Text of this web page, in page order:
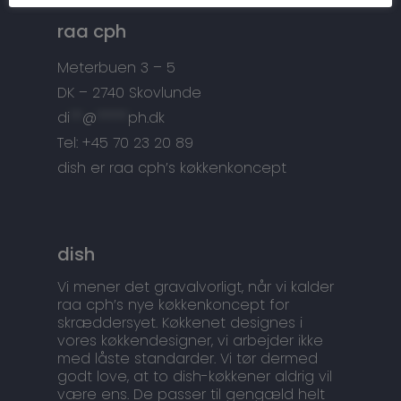
raa cph
Meterbuen 3 – 5
DK – 2740 Skovlunde
di
@
ph.dk
Tel: +45 70 23 20 89
dish er raa cph’s køkkenkoncept
dish
Vi mener det gravalvorligt, når vi kalder
raa cph’s nye køkkenkoncept for
skræddersyet. Køkkenet designes i
vores køkkendesigner, vi arbejder ikke
med låste standarder. Vi tør dermed
godt love, at to dish-køkkener aldrig vil
være ens. De passer til gengæld helt